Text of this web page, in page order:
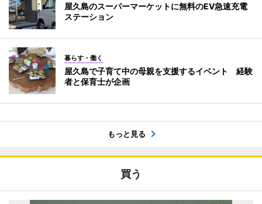
屋久島のスーパーマーケットに無料のEV急速充電
ステーション
暮らす・働く
屋久島で子育て中の母親を支援するイベント 経験
者と保育士が企画
もっと見る
買う